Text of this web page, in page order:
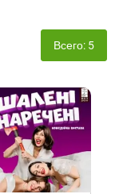
Всего: 5